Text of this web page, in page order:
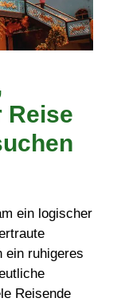
Reise
ein logischer
ein ruhigeres
Reisende